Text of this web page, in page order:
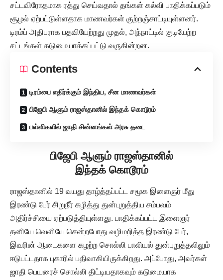
சட்டவிரோதமாக ரத்து செய்வதால் தங்கள் கல்வி பாதிக்கப்படும்
சூழல் ஏற்பட்டுள்ளதாக மாணவர்கள் குற்றஞ்சாட்டியுள்ளனர்.
டிரம்ப் அதிபராக பதவியேற்றது முதல், அந்நாட்டில் குடியேற்ற
சட்டங்கள் கடுமையாக்கப்பட்டு வருகின்றன.
Contents
டிரம்பை எதிர்க்கும் இந்திய, சீன மாணவர்கள்
பிஜேபி ஆளும் ராஜஸ்தானில் இந்தக் கொடூரம்
பள்ளிகளில் ஜாதி சின்னங்கள் அரசு தடை
பிஜேபி ஆளும் ராஜஸ்தானில்
இந்தக் கொடூரம்
ராஜஸ்தானில் 19 வயது தாழ்த்தப்பட்ட சமூக இளைஞர் மீது
இரண்டு பேர் சிறுநீர் கழித்து துன்புறுத்திய சம்பவம்
அதிர்ச்சியை ஏற்படுத்தியுள்ளது. பாதிக்கப்பட்ட இளைஞர்
தனியே வெளியே சென்றபோது வழிமறித்த இரண்டு பேர்,
இவரின் ஆடைகளை கழற்ற சொல்லி பாலியல் துன்புறுத்தலிலும்
ஈடுபட்டதாக புகாரில் பதிவாகியிருக்கிறது. அப்போது, அவர்கள்
ஜாதி பெயரைச் சொல்லி திட்டியதாகவும் கடுமையாக